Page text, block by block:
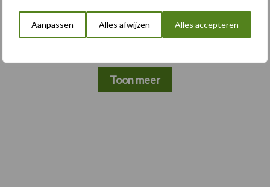
Aanpassen Alles afwijzen Alles accepteren
pootcombinatie van AVR
Toon meer